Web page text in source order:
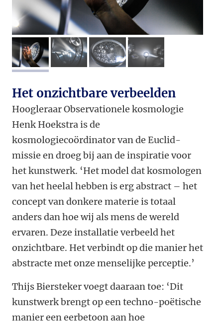
afbeelding 1afbeelding 2afbeelding 3afbeelding 4
Het onzichtbare verbeelden
Hoogleraar Observationele kosmologie
Henk Hoekstra is de
kosmologiecoördinator van de Euclid-
missie en droeg bij aan de inspiratie voor
het kunstwerk. ‘Het model dat kosmologen
van het heelal hebben is erg abstract – het
concept van donkere materie is totaal
anders dan hoe wij als mens de wereld
ervaren. Deze installatie verbeeld het
onzichtbare. Het verbindt op die manier het
abstracte met onze menselijke perceptie.’
Thijs Biersteker voegt daaraan toe: ‘Dit
kunstwerk brengt op een techno-poëtische
manier een eerbetoon aan hoe